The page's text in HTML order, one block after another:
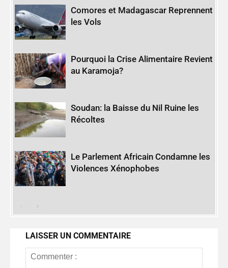
Comores et Madagascar Reprennent
les Vols
Pourquoi la Crise Alimentaire Revient
au Karamoja?
Soudan: la Baisse du Nil Ruine les
Récoltes
Le Parlement Africain Condamne les
Violences Xénophobes
LAISSER UN COMMENTAIRE